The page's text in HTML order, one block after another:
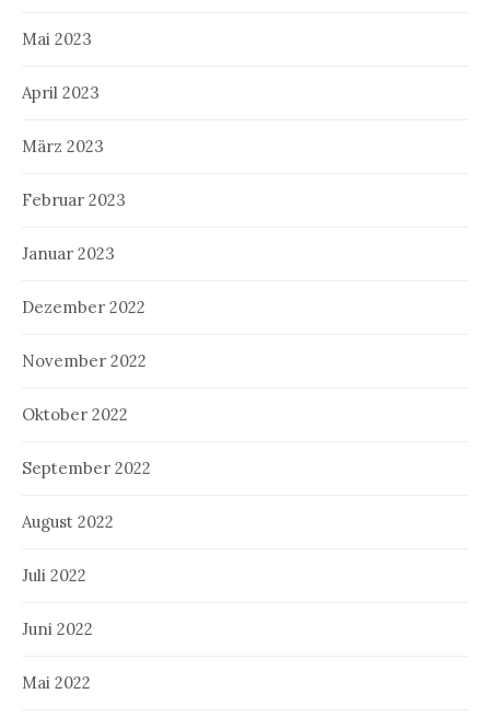
Mai 2023
April 2023
März 2023
Februar 2023
Januar 2023
Dezember 2022
November 2022
Oktober 2022
September 2022
August 2022
Juli 2022
Juni 2022
Mai 2022